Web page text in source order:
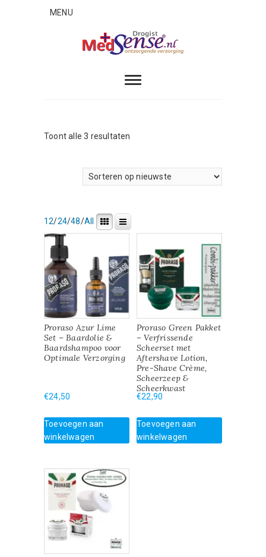
MENU
Toont alle 3 resultaten
12/24/48/All
Proraso Azur Lime
Set – Baardolie &
Baardshampoo voor
Optimale Verzorging
€24,50
Toevoegen aan
winkelwagen
Proraso Green Pakket
– Verfrissende
Scheerset met
Aftershave Lotion,
Pre-Shave Crème,
Scheerzeep &
Scheerkwast
€22,90
Toevoegen aan
winkelwagen